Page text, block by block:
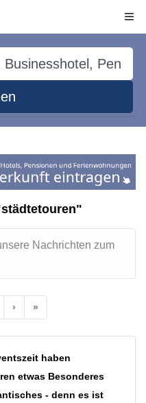
Nachrichten zum
› »
haben
etwas Besonderes
- denn es ist